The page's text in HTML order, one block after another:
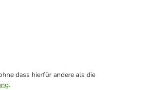
dass hierfür andere als die
.